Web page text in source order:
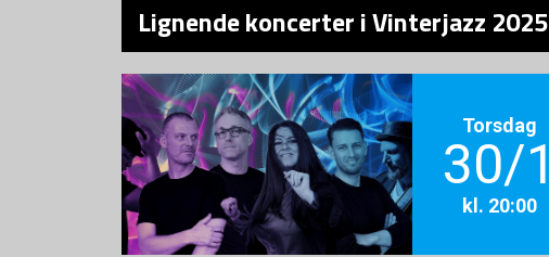
Lignende koncerter i Vinterjazz 2025
Torsdag
30/1
kl. 20:00